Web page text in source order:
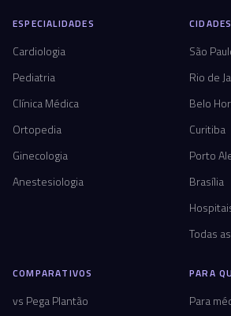
ESPECIALIDADES
Cardiologia
Pediatria
Clínica Médica
Ortopedia
Ginecologia
Anestesiologia
CIDADES
São
Rio de
Belo
Curitiba
Porto
Brasília
Todas
COMPARATIVOS
vs Pega Plantão
PARA
Para